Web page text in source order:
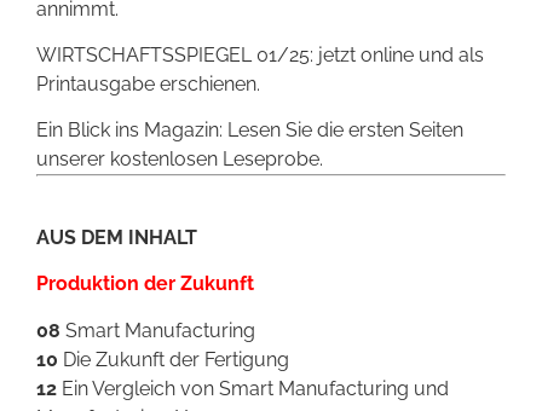
annimmt.
WIRTSCHAFTSSPIEGEL 01/25: jetzt online und als
Printausgabe erschienen.
Ein Blick ins Magazin: Lesen Sie die ersten Seiten
unserer kostenlosen Leseprobe.
AUS DEM INHALT
Produktion der Zukunft
08 Smart Manufacturing
10 Die Zukunft der Fertigung
12 Ein Vergleich von Smart Manufacturing und